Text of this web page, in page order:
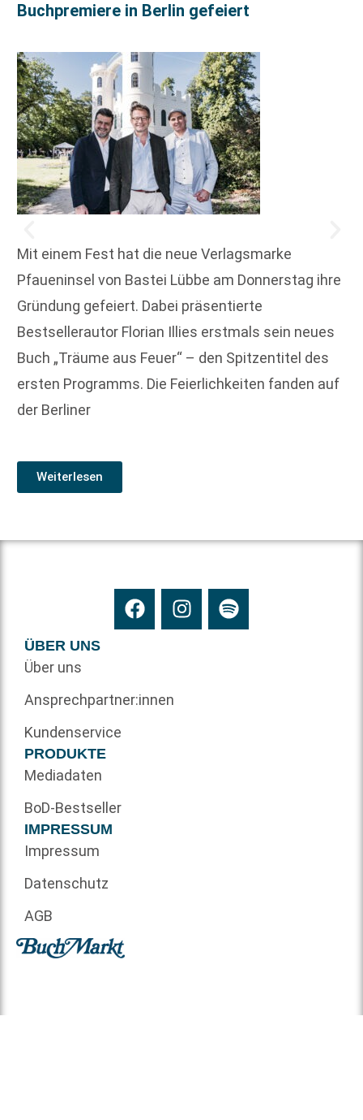
Buchpremiere in Berlin gefeiert
Mit einem Fest hat die neue Verlagsmarke
Pfaueninsel von Bastei Lübbe am Donnerstag ihre
Gründung gefeiert. Dabei präsentierte
Bestsellerautor Florian Illies erstmals sein neues
Buch „Träume aus Feuer“ – den Spitzentitel des
ersten Programms. Die Feierlichkeiten fanden auf
der Berliner
Weiterlesen
ÜBER UNS
Über uns
Ansprechpartner:innen
Kundenservice
PRODUKTE
Mediadaten
BoD-Bestseller
IMPRESSUM
Impressum
Datenschutz
AGB